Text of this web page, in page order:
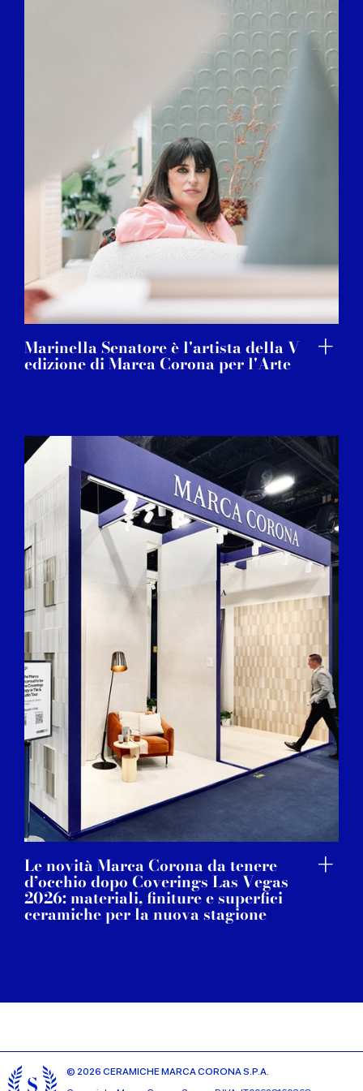
Marinella Senatore è l'artista della V
edizione di Marca Corona per l'Arte
Le novità Marca Corona da tenere
d’occhio dopo Coverings Las Vegas
2026: materiali, finiture e superfici
ceramiche per la nuova stagione
© 2026 CERAMICHE MARCA CORONA S.P.A.